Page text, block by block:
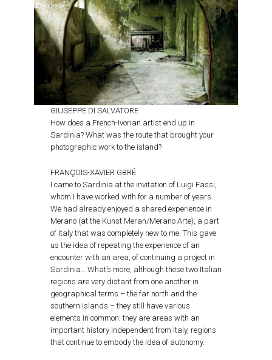
GIUSEPPE DI SALVATORE
How does a French-Ivorian artist end up in
Sardinia? What was the route that brought your
photographic work to the island?
FRANÇOIS-XAVIER GBRÉ
I came to Sardinia at the invitation of Luigi Fassi,
whom I have worked with for a number of years.
We had already enjoyed a shared experience in
Merano (at the Kunst Meran/Merano Arte), a part
of Italy that was completely new to me. This gave
us the idea of repeating the experience of an
encounter with an area, of continuing a project in
Sardinia… What’s more, although these two Italian
regions are very distant from one another in
geographical terms – the far north and the
southern islands – they still have various
elements in common: they are areas with an
important history independent from Italy, regions
that continue to embody the idea of autonomy.